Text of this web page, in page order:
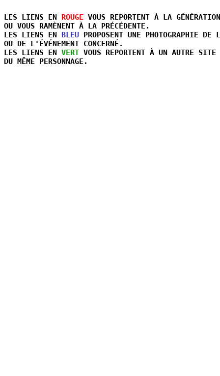
LES LIENS EN ROUGE VOUS REPORTENT À LA
OU VOUS RAMÈNENT À LA PRÉCÉDENTE.
LES LIENS EN BLEU PROPOSENT UNE PHOTOGRAPHIE DE
OU DE L'ÉVÉNEMENT CONCERNÉ.
LES LIENS EN VERT VOUS REPORTENT À UN AUTRE
DU MÊME PERSONNAGE.